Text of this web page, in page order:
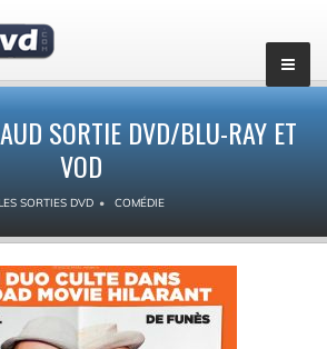
SORTIE DVD/BLU-RAY ET
VOD
SORTIES DVD COMÉDIE